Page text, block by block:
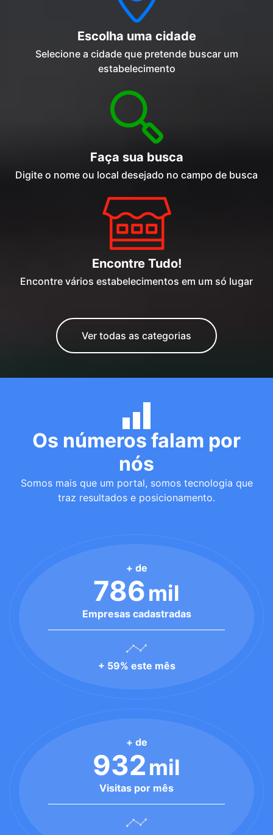
Escolha uma cidade
Selecione a cidade que pretende buscar um
estabelecimento
Faça sua busca
Digite o nome ou local desejado no campo de busca
Encontre Tudo!
Encontre vários estabelecimentos em um só lugar
Ver todas as categorias
Os números falam por
nós
Somos mais que um portal, somos tecnologia que
traz resultados e posicionamento.
+ de
786mil
Empresas cadastradas
+ 59% este mês
+ de
932mil
Visitas por mês